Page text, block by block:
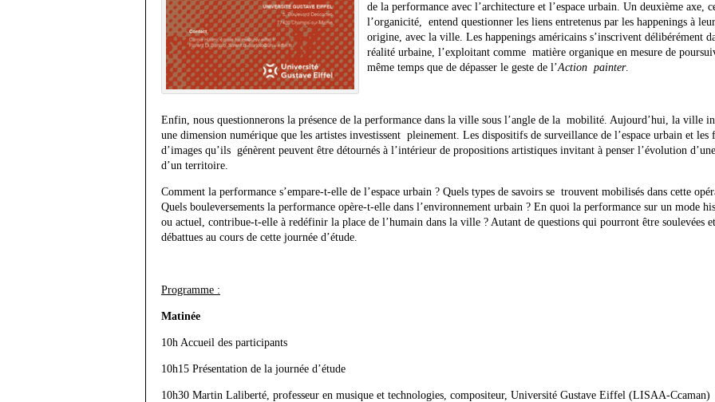
de la performance avec l’architecture et l’espace urbain. Un deuxième axe,
l’organicité, entend questionner les liens entretenus par les happenings à leur
origine, avec la ville. Les happenings américains s’inscrivent délibérément
réalité urbaine, l’exploitant comme matière organique en mesure de
même temps que de dépasser le geste de l’Action painter.
Enfin, nous questionnerons la présence de la performance dans la ville sous l’angle de la mobilité. Aujourd’hui, la ville
une dimension numérique que les artistes investissent pleinement. Les dispositifs de surveillance de l’espace urbain et les
d’images qu’ils génèrent peuvent être détournés à l’intérieur de propositions artistiques invitant à penser l’évolution
d’un territoire.
Comment la performance s’empare-t-elle de l’espace urbain ? Quels types de savoirs se trouvent mobilisés dans cette
Quels bouleversements la performance opère-t-elle dans l’environnement urbain ? En quoi la performance sur un mode
ou actuel, contribue-t-elle à redéfinir la place de l’humain dans la ville ? Autant de questions qui pourront être soulevées et
débattues au cours de cette journée d’étude.
Programme :
Matinée
10h Accueil des participants
10h15 Présentation de la journée d’étude
10h30 Martin Laliberté, professeur en musique et technologies, compositeur, Université Gustave Eiffel (LISAA-Ccaman)